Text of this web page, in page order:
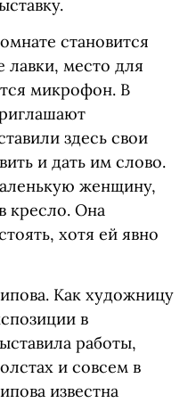
становится
лавки, место для
микрофон. В
здесь свои
и дать им слово.
женщину,
кресло. Она
хотя ей явно
Как художницу
в
работы,
и совсем в
известна